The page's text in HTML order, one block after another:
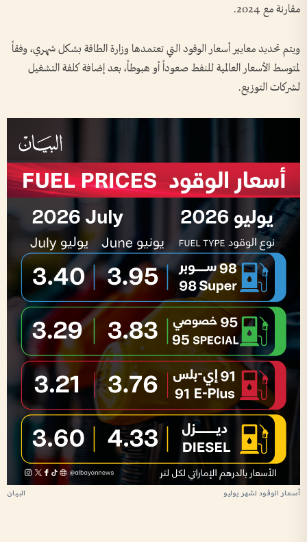
مقارنة مع 2024.
ويتم تحديد معايير أسعار الوقود التي تعتمدها وزارة الطاقة بشكل شهري، وفقاً
لمتوسط الأسعار العالمية للنفط صعوداً أو هبوطاً، بعد إضافة كلفة التشغيل
لشركات التوزيع.
أسعار الوقود لشهر يوليو